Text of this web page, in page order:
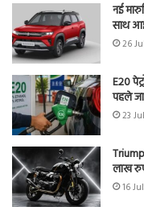
नई
साथ
26
E20
पहले
23
लाख
16